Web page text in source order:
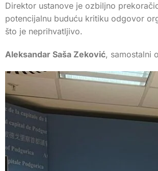
Direktor ustanove je ozbiljno
potencijalnu buduću kritiku odgovor
što je neprihvatljivo.
Aleksandar Saša Zeković, samostalni